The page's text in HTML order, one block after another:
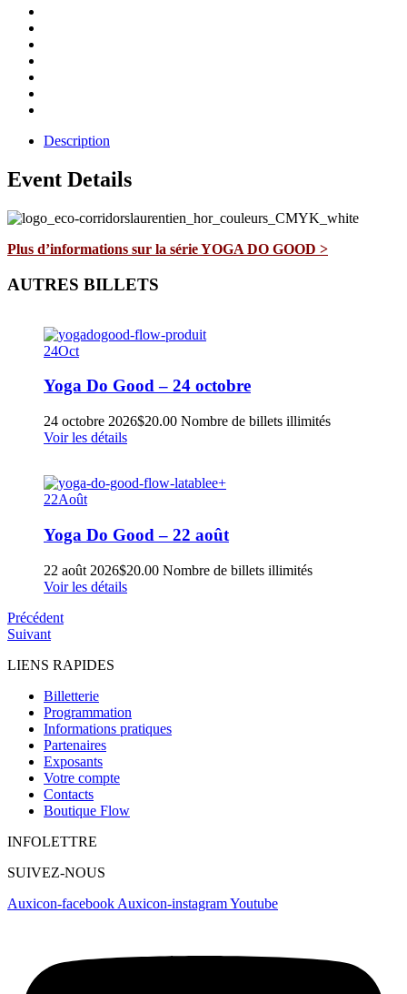
Description
Event Details
Plus d’informations sur la série YOGA DO GOOD >
AUTRES BILLETS
24Oct
Yoga Do Good – 24 octobre
24 octobre 2026$20.00 Nombre de billets illimités
Voir les détails
22Août
Yoga Do Good – 22 août
22 août 2026$20.00 Nombre de billets illimités
Voir les détails
Précédent
Suivant
LIENS RAPIDES
Billetterie
Programmation
Informations pratiques
Partenaires
Exposants
Votre compte
Contacts
Boutique Flow
INFOLETTRE
SUIVEZ-NOUS
Auxicon-facebook Auxicon-instagramYoutube